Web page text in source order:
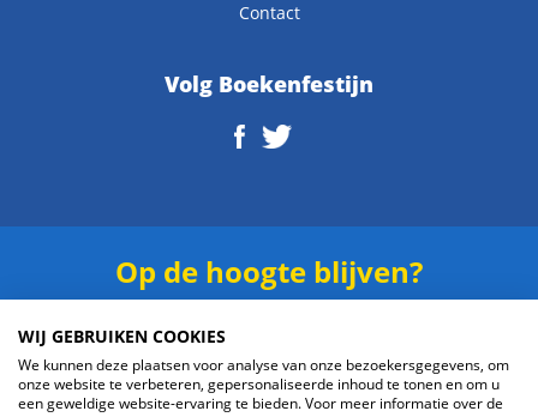
Contact
Volg Boekenfestijn
Op de hoogte blijven?
WIJ GEBRUIKEN COOKIES
We kunnen deze plaatsen voor analyse van onze bezoekersgegevens, om
onze website te verbeteren, gepersonaliseerde inhoud te tonen en om u
een geweldige website-ervaring te bieden. Voor meer informatie over de